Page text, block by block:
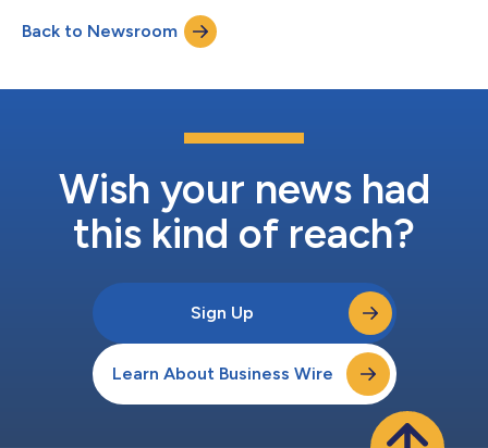
AI Pay處理了超過1.2億筆交易；與此同時，Adobe Analytics報告
稱，2024年7月至2025年2月期間，來自生成式AI的美國零售網站
流量激增了1200%。 這是NielsenIQ針對全球商業格局改變發表的
AI正日益成為貫穿直播電商、社交電商和即時零售等各種商業形態
費者的信任度之間仍存在明顯差距。儘管消費者越來越習慣讓AI進
行調研和推薦，但很少有人準備好讓AI直接完成購買。 Nielsen...
Back to Newsroom
Wish your news had
this kind of reach?
Sign Up
Learn About Business Wire